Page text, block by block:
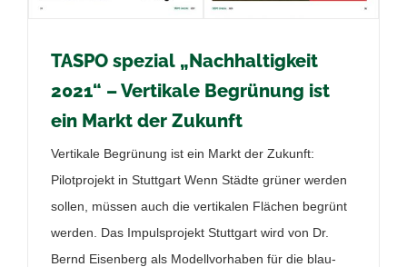
TASPO spezial „Nachhaltigkeit
2021“ – Vertikale Begrünung ist
ein Markt der Zukunft
Vertikale Begrünung ist ein Markt der Zukunft:
Pilotprojekt in Stuttgart Wenn Städte grüner werden
sollen, müssen auch die vertikalen Flächen begrünt
werden. Das Impulsprojekt Stuttgart wird von Dr.
Bernd Eisenberg als Modellvorhaben für die blau-